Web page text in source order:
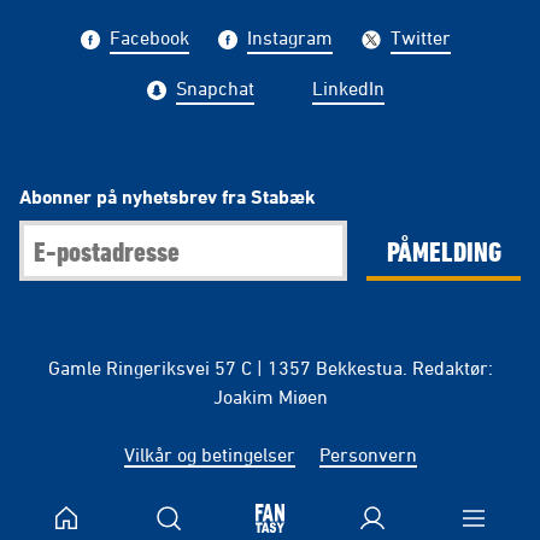
Facebook Instagram Twitter
Snapchat LinkedIn
Abonner på nyhetsbrev fra Stabæk
PÅMELDING
Gamle Ringeriksvei 57 C | 1357 Bekkestua. Redaktør:
Joakim Miøen
Vilkår og betingelser Personvern